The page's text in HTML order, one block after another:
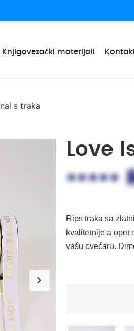
Knjigovezački materijali
s traka
Love
•••••
Rips traka sa
kvalitetnije a opet
vašu cvećaru.